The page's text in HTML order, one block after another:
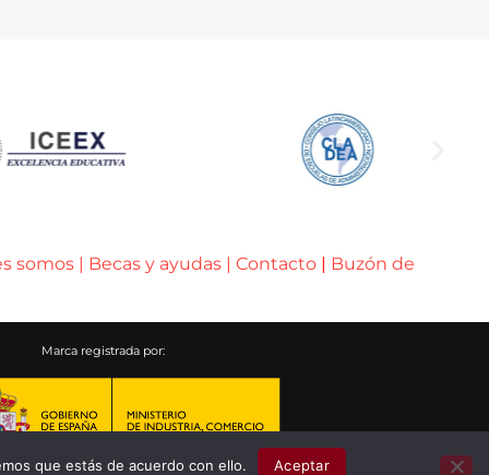
somos | Becas y ayudas | Contacto | Buzón de
Marca registrada por:
que estás de acuerdo con ello. Aceptar